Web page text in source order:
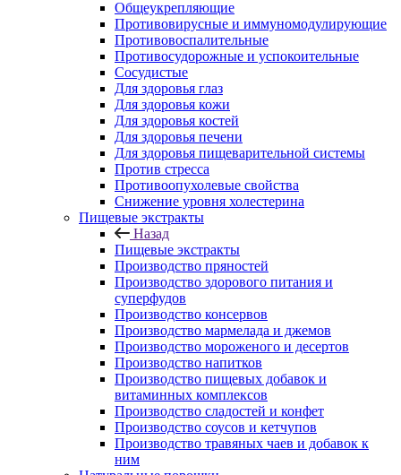
Общеукрепляющие
Противовирусные и иммуномодулирующие
Противовоспалительные
Противосудорожные и успокоительные
Сосудистые
Для здоровья глаз
Для здоровья кожи
Для здоровья костей
Для здоровья печени
Для здоровья пищеварительной системы
Против стресса
Противоопухолевые свойства
Снижение уровня холестерина
Пищевые экстракты
Назад
Пищевые экстракты
Производство пряностей
Производство здорового питания и
суперфудов
Производство консервов
Производство мармелада и джемов
Производство мороженого и десертов
Производство напитков
Производство пищевых добавок и
витаминных комплексов
Производство сладостей и конфет
Производство соусов и кетчупов
Производство травяных чаев и добавок к
ним